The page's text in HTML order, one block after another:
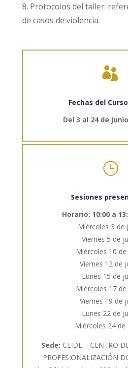
8. Protocolos del taller:
de casos de violencia.

Fechas del
Del 3 al 24 de
}
Sesiones
Horario: 10:00 a
Miércoles 3 de
Viernes 5 de
Miércoles 10
Viernes 12 de
Lunes 15 de
Miércoles 17
Viernes 19 de
Lunes 22 de
Miércoles 24 de
Sede: CEIDE – CENTRO
PROFESIONALIZACIÓN